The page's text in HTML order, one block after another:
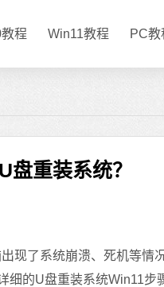
程 Win11教程 PC教
盘重装系统？
了系统崩溃、死机等情
的U盘重装系统Win11步